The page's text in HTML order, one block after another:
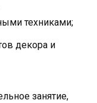
техниками;
декора и
занятие,